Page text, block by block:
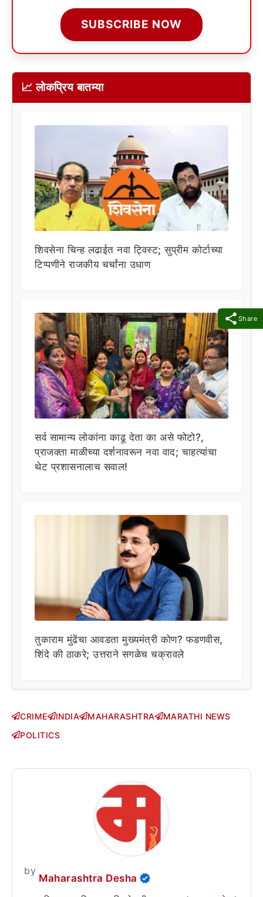
Share
SUBSCRIBE NOW
📈 लोकप्रिय बातम्या
शिवसेना चिन्ह लढाईत नवा ट्विस्ट; सुप्रीम कोर्टाच्या
टिप्पणीने राजकीय चर्चांना उधाण
सर्व सामान्य लोकांना काढू देता का असे फोटो?,
प्राजक्ता माळीच्या दर्शनावरून नवा वाद; चाहत्यांचा
थेट प्रशासनालाच सवाल!
तुकाराम मुंढेंचा आवडता मुख्यमंत्री कोण? फडणवीस,
शिंदे की ठाकरे; उत्तराने सगळेच चक्रावले
CRIME INDIA MAHARASHTRA
MARATHI NEWS
POLITICS
by
Maharashtra Desha